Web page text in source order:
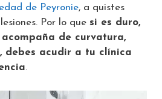
de Peyronie, a quistes
Por lo que si es duro,
de curvatura,
debes acudir a tu clínica
.